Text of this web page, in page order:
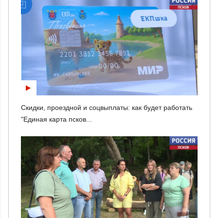
Скидки, проездной и соцвыплаты: как будет работать
"Единая карта псков...